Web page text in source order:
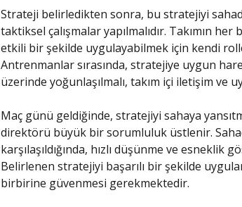
Strateji belirledikten sonra, bu stratejiyi
taktiksel çalışmalar yapılmalıdır. Takımın
etkili bir şekilde uygulayabilmek için kendi
Antrenmanlar sırasında, stratejiye uygun
üzerinde yoğunlaşılmalı, takım içi iletişim ve
Maç günü geldiğinde, stratejiyi sahaya
direktörü büyük bir sorumluluk üstlenir.
karşılaşıldığında, hızlı düşünme ve esneklik
Belirlenen stratejiyi başarılı bir şekilde
birbirine güvenmesi gerekmektedir.